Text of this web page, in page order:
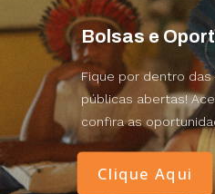
Bolsas e
Fique por dentro
públicas abertas!
confira as
Clique Aqui